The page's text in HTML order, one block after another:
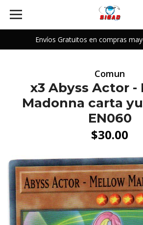
Envíos Gratuitos en compras
Comun
x3 Abyss Actor -
Madonna carta
EN060
$30.00